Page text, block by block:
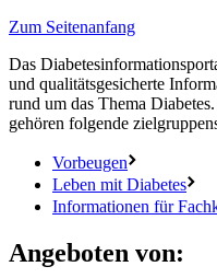
Zum Seitenanfang
Das
und qualitätsgesicherte
rund um das Thema
gehören folgende
Vorbeugen
Leben mit Diabetes
Informationen für
Angeboten von: